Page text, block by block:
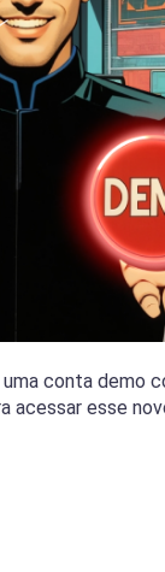
conta demo
esse